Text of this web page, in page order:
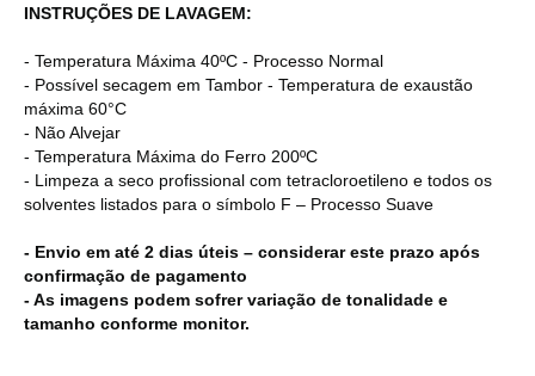
INSTRUÇÕES DE LAVAGEM:
- Temperatura Máxima 40ºC - Processo Normal
- Possível secagem em Tambor - Temperatura de exaustão
máxima 60°C
- Não Alvejar
- Temperatura Máxima do Ferro 200ºC
- Limpeza a seco profissional com tetracloroetileno e todos os
solventes listados para o símbolo F – Processo Suave
- Envio em até 2 dias úteis – considerar este prazo após
confirmação de pagamento
- As imagens podem sofrer variação de tonalidade e
tamanho conforme monitor.